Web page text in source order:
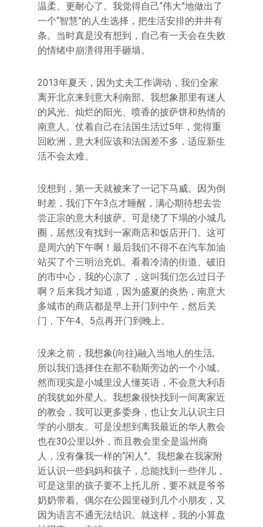
温柔、更耐心了。我觉得自己“伟大”地做出了
一个“智慧”的人生选择，把生活安排的井井有
条。当时真是没有想到，自己有一天会在失败
的情绪中崩溃得用手砸墙。
2013年夏天，因为丈夫工作调动，我们全家
离开北京来到意大利南部。我想象那里有迷人
的风光、灿烂的阳光、喷香的披萨饼和热情的
南意人。仗着自己在法国生活过5年，觉得重
回欧洲，意大利应该和法国差不多，适应新生
活不会太难。
没想到，第一天就被来了一记下马威。因为倒
时差，我们下午3点才睡醒，满心期待想去尝
尝正宗的意大利披萨。可是绕了下塌的小城几
圈，居然没有找到一家商店和饭店开门。这可
是周六的下午啊！最后我们不得不在汽车加油
站买了个三明治充饥。看着冷清的街道、破旧
的市中心，我的心凉了，这叫我们怎么过日子
啊？后来我才知道，因为盛夏的炎热，南意大
多城市的商店都是早上开门到中午，然后关
门，下午4、5点再开门到晚上。
没来之前，我想象(向往)融入当地人的生活,
所以我们选择住在那不勒斯旁边的一个小城。
然而现实是小城里没人懂英语，不会意大利语
的我犹如外星人。我想象很快找到一间离家近
的教会，我可以更多委身，也让女儿认识主日
学的小朋友。可是没想到离我最近的华人教会
也在30公里以外，而且教会里全是温州商
人，没有像我一样的“闲人”。我想象在我家附
近认识一些妈妈和孩子，总能找到一些伴儿，
可是这里的孩子要不上托儿所，要不就是爷爷
奶奶带着。偶尔在公园里碰到几个小朋友，又
因为语言不通无法结识。就这样，我的小算盘